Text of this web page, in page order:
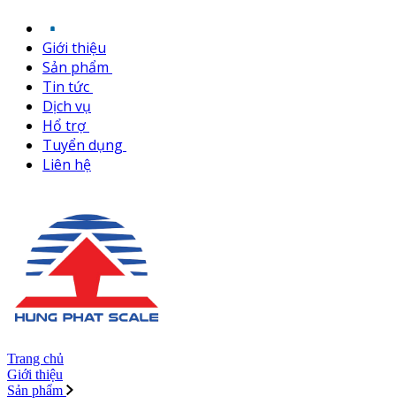
Giới thiệu
Sản phẩm
Tin tức
Dịch vụ
Hổ trợ
Tuyển dụng
Liên hệ
Trang chủ
Giới thiệu
Sản phẩm